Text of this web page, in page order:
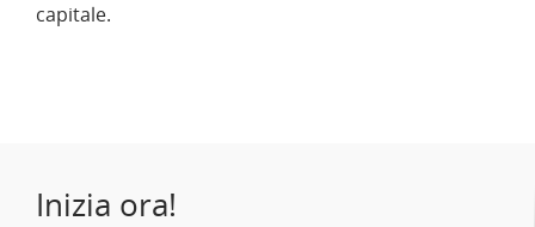
capitale.
Inizia ora!